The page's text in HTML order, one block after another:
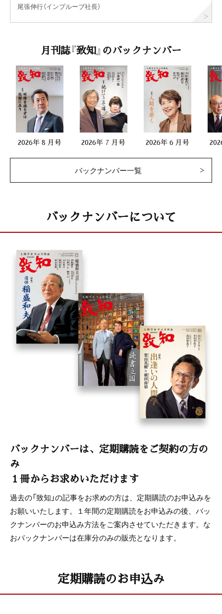
尾張伸行（インプルーブ社長）
月刊誌『致知』のバックナンバー
2026年 8 月号 2026年 7 月号 2026年 6 月号
バックナンバー一覧
バックナンバーについて
バックナンバーは、定期購読をご契約の方の
み
１冊からお求めいただけます
過去の「致知」の記事をお求めの方は、定期購読のお申込みを
お願いいたします。１年間の定期購読をお申込みの後、バッ
クナンバーのお申込み方法をご案内させていただきます。な
おバックナンバーは在庫分のみの販売となります。
定期購読のお申込み